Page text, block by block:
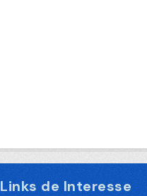
Links de Interesse